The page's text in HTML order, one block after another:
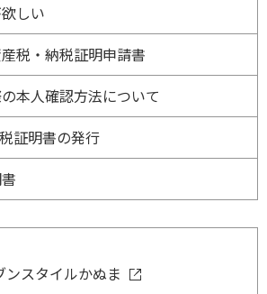
しい
税・納税証明申請書
本人確認方法について
証明書の発行
ンスタイルかぬま